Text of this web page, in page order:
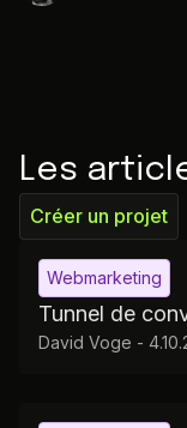
Les
Créer un projet
Webmarketing
Tunnel de
David Voge -